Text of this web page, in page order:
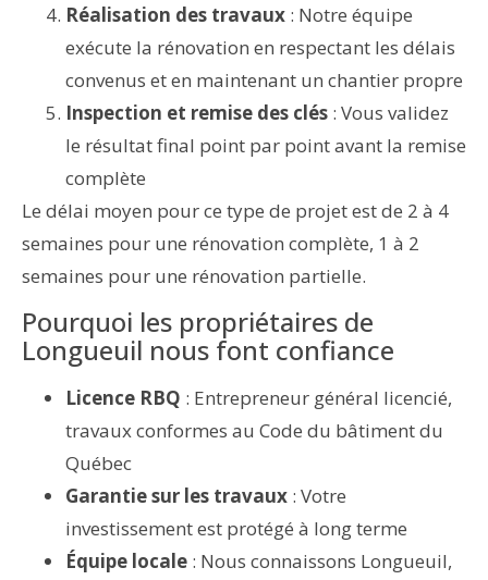
Réalisation des travaux : Notre équipe
exécute la rénovation en respectant les délais
convenus et en maintenant un chantier propre
Inspection et remise des clés : Vous validez
le résultat final point par point avant la remise
complète
Le délai moyen pour ce type de projet est de 2 à 4
semaines pour une rénovation complète, 1 à 2
semaines pour une rénovation partielle.
Pourquoi les propriétaires de
Longueuil nous font confiance
Licence RBQ : Entrepreneur général licencié,
travaux conformes au Code du bâtiment du
Québec
Garantie sur les travaux : Votre
investissement est protégé à long terme
Équipe locale : Nous connaissons Longueuil,